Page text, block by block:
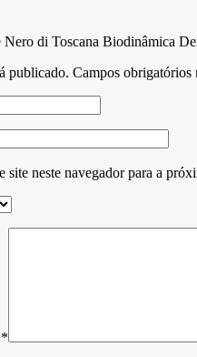
di Toscana Biodinâmica
publicado. Campos obrigatórios
site neste navegador para a
*